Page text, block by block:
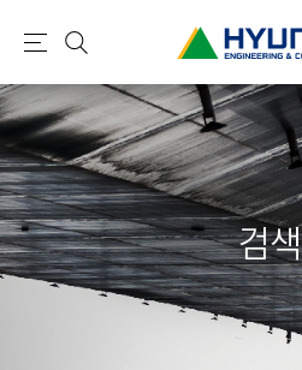
현
건
설
(
H
Y
U
N
메
뉴
검
색
검색